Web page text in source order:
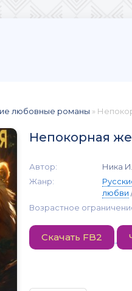
любовные романы »
Непокорная
Автор:
Ника
Жанр:
любви
Возрастное
Скачать FB2